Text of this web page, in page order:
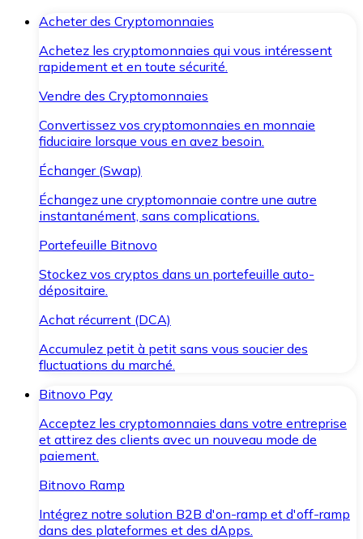
Acheter des Cryptomonnaies
Achetez les cryptomonnaies qui vous intéressent
rapidement et en toute sécurité.
Vendre des Cryptomonnaies
Convertissez vos cryptomonnaies en monnaie
fiduciaire lorsque vous en avez besoin.
Échanger (Swap)
Échangez une cryptomonnaie contre une autre
instantanément, sans complications.
Portefeuille Bitnovo
Stockez vos cryptos dans un portefeuille auto-
dépositaire.
Achat récurrent (DCA)
Accumulez petit à petit sans vous soucier des
fluctuations du marché.
Bitnovo Pay
Acceptez les cryptomonnaies dans votre entreprise
et attirez des clients avec un nouveau mode de
paiement.
Bitnovo Ramp
Intégrez notre solution B2B d'on-ramp et d'off-ramp
dans des plateformes et des dApps.